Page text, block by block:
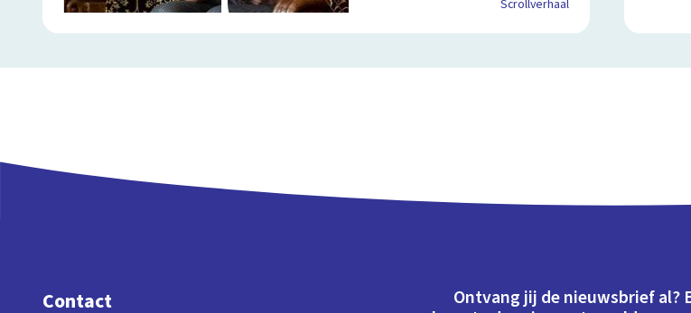
Scrollverhaal
Contact
Ontvang jij de nieuwsbrief al?